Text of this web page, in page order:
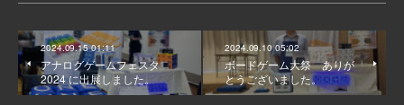
2024.09.15 01:11
アナログゲームフェスタ
2024 に出展しました。
2024.09.10 05:02
ボードゲーム大祭 ありが
とうございました。